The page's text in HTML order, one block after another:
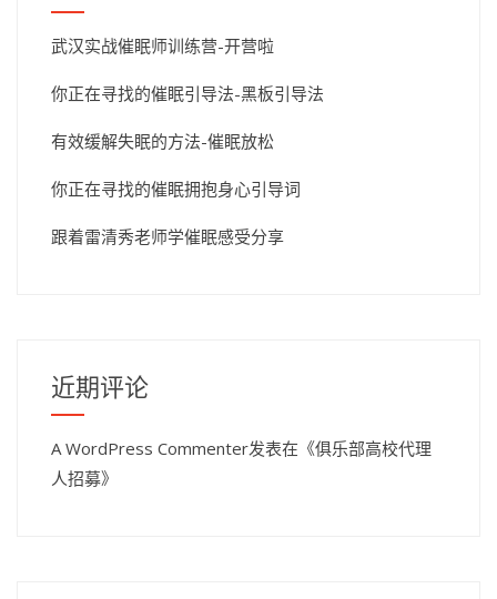
武汉实战催眠师训练营-开营啦
你正在寻找的催眠引导法-黑板引导法
有效缓解失眠的方法-催眠放松
你正在寻找的催眠拥抱身心引导词
跟着雷清秀老师学催眠感受分享
近期评论
A WordPress Commenter发表在《俱乐部高校代理
人招募》